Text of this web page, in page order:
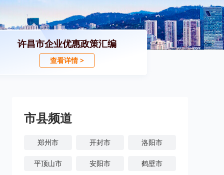
许昌市企业优惠政策汇编
查看详情 >
市县频道
郑州市 开封市 洛阳市
平顶山市 安阳市 鹤壁市